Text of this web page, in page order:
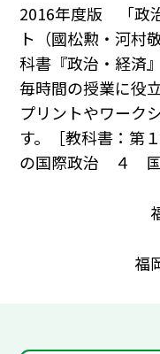
2016年度版 「政
ト（國松勲・河
科書『政治・経済
毎時間の授業に役
プリントやワーク
す。［教科書：
の国際政治 ４ 国
福